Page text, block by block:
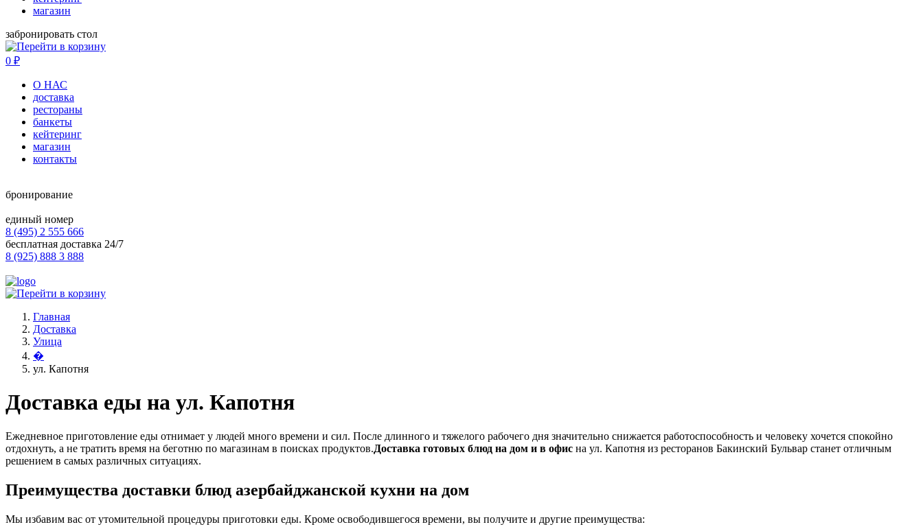
магазин
забронировать стол
0 ₽
О НАС
доставка
рестораны
банкеты
кейтеринг
магазин
контакты
бронирование
единый номер
8 (495) 2 555 666
бесплатная доставка 24/7
8 (925) 888 3 888
Главная
Доставка
Улица
�
ул. Капотня
Доставка еды на ул. Капотня
Ежедневное приготовление еды отнимает у людей много времени и сил. После длинного и тяжелого рабочего дня значительно снижается работоспособность и человеку хочется спокойно
отдохнуть, а не тратить время на беготню по магазинам в поисках продуктов.Доставка готовых блюд на дом и в офис на ул. Капотня из ресторанов Бакинский Бульвар станет отличным
решением в самых различных ситуациях.
Преимущества доставки блюд азербайджанской кухни на дом
Мы избавим вас от утомительной процедуры приготовки еды. Кроме освободившегося времени, вы получите и другие преимущества: